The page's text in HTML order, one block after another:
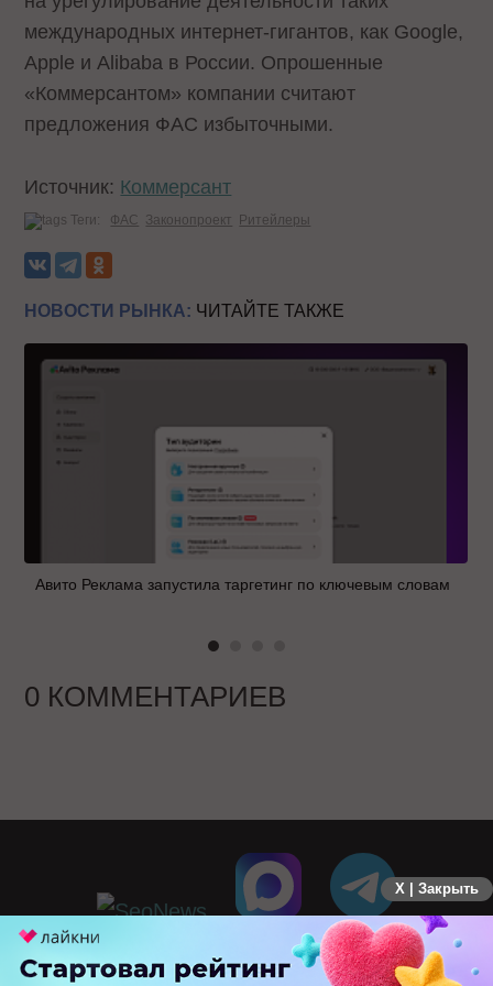
международных интернет-гигантов, как Google,
Apple и Alibaba в России. Опрошенные
«Коммерсантом» компании считают
предложения ФАС избыточными.
Источник: Коммерсант
Теги: ФАС Законопроект Ритейлеры
НОВОСТИ РЫНКА: ЧИТАЙТЕ ТАКЖЕ
Авито Реклама запустила таргетинг по ключевым словам
0 КОММЕНТАРИЕВ
X | Закрыть
ПЕРЕЙТИ НА ПОЛНУЮ ВЕРСИЮ